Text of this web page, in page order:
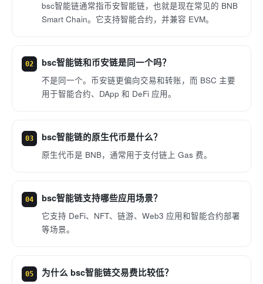
bsc智能链通常指币安智能链，也就是现在常见的 BNB
Smart Chain。它支持智能合约，并兼容 EVM。
02 bsc智能链和币安链是同一个吗？
不是同一个。币安链更偏向交易和转账，而 BSC 主要
用于智能合约、DApp 和 DeFi 应用。
03 bsc智能链的原生代币是什么？
原生代币是 BNB，通常用于支付链上 Gas 费。
04 bsc智能链支持哪些应用场景？
它支持 DeFi、NFT、链游、Web3 应用和智能合约部署
等场景。
05 为什么 bsc智能链交易费比较低？